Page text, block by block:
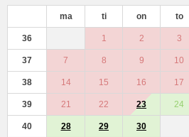
ma ti on to
36 1 2 3
37 7 8 9 10
38 14 15 16 17
39 21 22 23 24
40 28 29 30